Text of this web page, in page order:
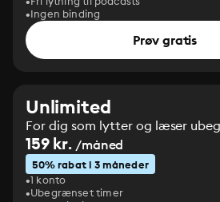
Ingen binding
Prøv gratis
Unlimited
For dig som lytter og læser
159 kr. /måned
50% rabat i 3 måneder
1 konto
Ubegrænset timer